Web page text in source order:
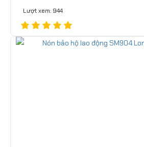
Lượt xem: 944